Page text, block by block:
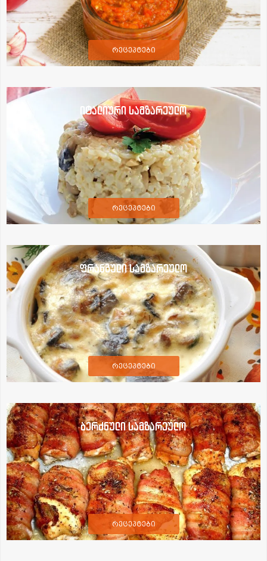
რეცეპტები
იტალიური სამზარეულო
რეცეპტები
ფრანგული სამზარეულო
რეცეპტები
ბერძნული სამზარეულო
რეცეპტები